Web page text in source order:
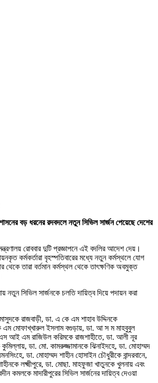
বড় ধরনের রদবদলে নতুন সিভিল সার্জন পেয়েছে দেশের
রোববার দুটি প্রজ্ঞাপনে এই বদলির আদেশ দেয়।
কর্মকর্তারা বৃহস্পতিবারের মধ্যে নতুন কর্মস্থলে যোগ
থেকে তারা বর্তমান কর্মস্থল থেকে তাৎক্ষণিক অবমুক্ত
নতুন সিভিল সার্জনকে চলতি দায়িত্ব দিয়ে পদায়ন করা
রাজবাড়ী, ডা. এ কে এম শাহাব উদ্দিনকে
এম মোফাখ্খারুল ইসলাম বগুড়ায়, ডা. আ স ম মাহবুবুল
আই এম রাজিউল করিমকে রাজশাহীতে, ডা. আলী নূর
ডা. মো. কামরুজ্জামানকে ঝিনাইদহে, ডা. মোহাম্মদ
ডা. মোহাম্মদ শাহীন হোসাইন চৌধুরীকে বান্দরবানে,
লক্ষ্মীপুরে, ডা. মোছা. মাহফুজা খাতুনকে খুলনায় এবং
কমলকে মাদারীপুরের সিভিল সার্জনের দায়িত্ব দেওয়া